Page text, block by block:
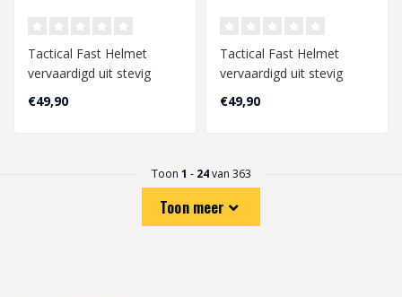
Tactical Fast Helmet
vervaardigd uit stevig
polymeer materiaal. De
helm is uitge..
€49,90
Tactical Fast Helmet
vervaardigd uit stevig
polymeer materiaal. De
helm is uitge..
€49,90
Toon 1 - 24van 363
Toon meer